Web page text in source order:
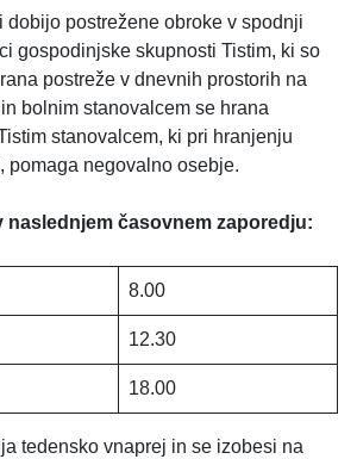
dobijo postrežene obroke v spodnji
gospodinjske skupnosti Tistim, ki so
postreže v dnevnih prostorih na
bolnim stanovalcem se hrana
stanovalcem, ki pri hranjenju
pomaga negovalno osebje.
naslednjem časovnem zaporedju:
8.00
12.30
18.00
tedensko vnaprej in se izobesi na